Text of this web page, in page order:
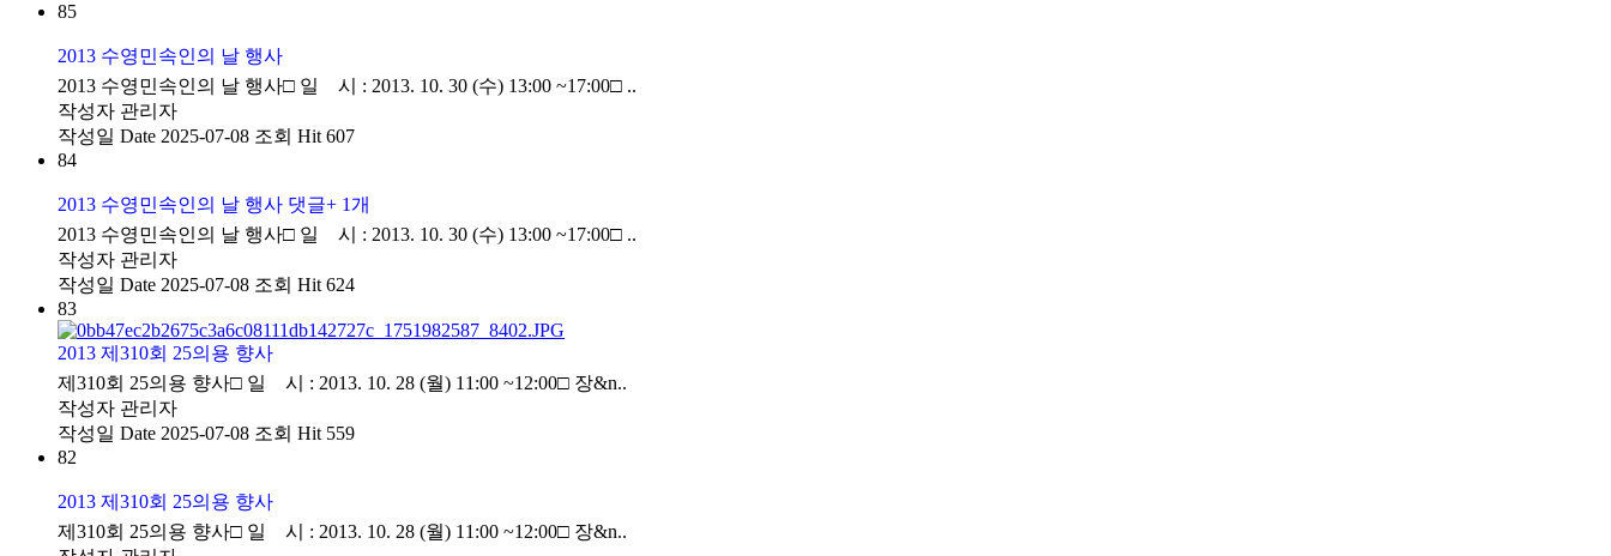
85
2013 수영민속인의 날 행사
2013 수영민속인의 날 행사□ 일 시 : 2013. 10. 30 (수) 13:00 ~17:00□ ..
작성자 관리자
작성일 Date 2025-07-08 조회 Hit 607
84
2013 수영민속인의 날 행사 댓글+ 1개
2013 수영민속인의 날 행사□ 일 시 : 2013. 10. 30 (수) 13:00 ~17:00□ ..
작성자 관리자
작성일 Date 2025-07-08 조회 Hit 624
83
2013 제310회 25의용 향사
제310회 25의용 향사□ 일 시 : 2013. 10. 28 (월) 11:00 ~12:00□ 장&n..
작성자 관리자
작성일 Date 2025-07-08 조회 Hit 559
82
2013 제310회 25의용 향사
제310회 25의용 향사□ 일 시 : 2013. 10. 28 (월) 11:00 ~12:00□ 장&n..